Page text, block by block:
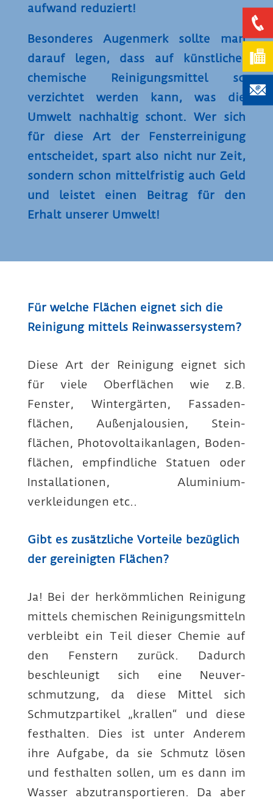
aufwand reduziert!
Besonderes Augen­merk sollte man
darauf legen, dass auf künstliche,
chemische Reinigungs­mittel so
verzichtet werden kann, was die
Umwelt nach­haltig schont. Wer sich
für diese Art der Fenster­reinigung
entscheidet, spart also nicht nur Zeit,
sondern schon mittel­fristig auch Geld
und leistet einen Beitrag für den
Erhalt unserer Umwelt!
Für welche Flächen eignet sich die
Reinigung mittels Reinwassersystem?
Diese Art der Reinigung eignet sich
für viele Ober­flächen wie z.B.
Fenster, Winter­gärten, Fassaden­
flächen, Außen­jalousien, Stein­
flächen, Photovoltaik­anlagen, Boden­
flächen, empfindliche Statuen oder
Installationen, Aluminium­
verkleidungen etc..
Gibt es zusätzliche Vorteile bezüglich
der gereinigten Flächen?
Ja! Bei der herkömm­lichen Reinigung
mittels chemischen Reinigungs­mitteln
verbleibt ein Teil dieser Chemie auf
den Fenstern zurück. Dadurch
beschleunigt sich eine Neuver­
schmutzung, da diese Mittel sich
Schmutz­partikel „krallen“ und diese
festhalten. Dies ist unter Anderem
ihre Aufgabe, da sie Schmutz lösen
und fest­halten sollen, um es dann im
Wasser abzutrans­portieren. Da aber